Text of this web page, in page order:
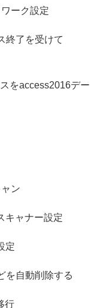
ーク設定
終了を受けて
をaccess2016デー
ン
キャナー設定
定
を自動削除する
行